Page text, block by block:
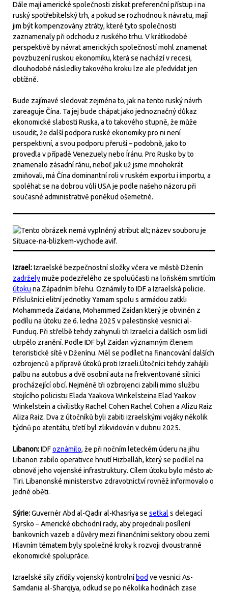
Dále mají americké společnosti získat preferenční přístup i na
ruský spotřebitelský trh, a pokud se rozhodnou k návratu, mají
jim být kompenzovány ztráty, které tyto společnosti
zaznamenaly při odchodu z ruského trhu. V krátkodobé
perspektivě by návrat amerických společností mohl znamenat
povzbuzení ruskou ekonomiku, která se nachází v recesi,
dlouhodobé následky takového kroku lze ale předvídat jen
obtížně.
Bude zajímavé sledovat zejména to, jak na tento ruský návrh
zareaguje Čína. Ta jej bude chápat jako jednoznačný důkaz
ekonomické slabosti Ruska, a to takového stupně, že může
usoudit, že další podpora ruské ekonomiky pro ni není
perspektivní, a svou podporu přeruší – podobně, jako to
provedla v případě Venezuely nebo Íránu. Pro Rusko by to
znamenalo zásadní ránu, neboť jak už jsme mnohokrát
zmiňovali, má Čína dominantní roli v ruském exportu i importu, a
spoléhat se na dobrou vůli USA je podle našeho názoru při
současné administrativě poněkud ošemetné.
Izrael:Izraelské bezpečnostní složky včera ve městě Dženín
zadrželymuže podezřelého ze spoluúčasti na loňském smrtícím
útoku na Západním břehu. Oznámily to IDF a Izraelská policie.
Příslušníci elitní jednotky Yamam spolu s armádou zatkli
Mohammeda Zaidana, Mohammed Zaidan který je obviněn z
podílu na útoku ze 6. ledna 2025 v palestinské vesnici al-
Funduq. Při střelbě tehdy zahynuli tři Izraelci a dalších osm lidí
utrpělo zranění. Podle IDF byl Zaidan významným členem
teroristické sítě v Dženínu. Měl se podílet na financování dalších
ozbrojenců a přípravě útoků proti Izraeli.Útočníci tehdy zahájili
palbu na autobus a dvě osobní auta na frekventované silnici
procházející obcí. Nejméně tři ozbrojenci zabili mimo službu
stojícího policistu Elada Yaakova Winkelsteina Elad Yaakov
Winkelstein a civilistky Rachel Cohen Rachel Cohen a Alizu Raiz
Aliza Raiz. Dva z útočníků byli zabiti izraelskými vojáky několik
týdnů po atentátu, třetí byl zlikvidován v dubnu 2025.
Libanon:IDFoznámilo, že při nočním leteckém úderu na jihu
Libanon zabilo operativce hnutí Hizballáh, který se podílel na
obnově jeho vojenské infrastruktury. Cílem útoku bylo město at-
Tiri. Libanonské ministerstvo zdravotnictví rovněž informovalo o
jedné oběti.
Sýrie:Guvernér Abd al-Qadir al-Khasriya se setkal s delegací
Syrsko – Americké obchodní rady, aby projednali posílení
bankovních vazeb a důvěry mezi finančními sektory obou zemí.
Hlavním tématem byly společné kroky k rozvoji dvoustranné
ekonomické spolupráce.
Izraelské síly zřídily vojenský kontrolní bod ve vesnici As-
Samdania al-Sharqiya, odkud se po několika hodinách zase